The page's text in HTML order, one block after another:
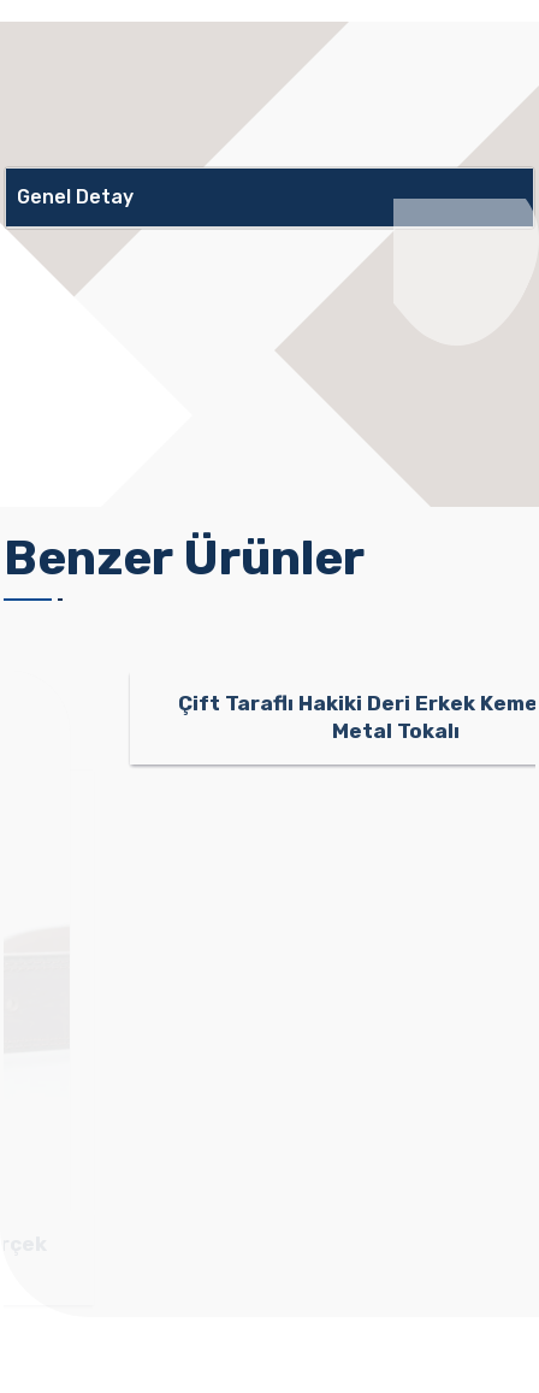
Genel Detay
Benzer Ürünler
Çift Taraflı Hakiki Deri Erkek Kemer Klasik